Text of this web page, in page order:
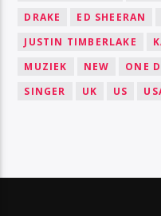
DRAKE
ED SHEERAN
JUSTIN TIMBERLAKE
MUZIEK
NEW ONE
SINGER
UK US